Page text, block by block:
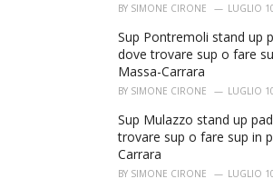
BY SIMONE CIRONE LUGLIO
Sup Pontremoli stand up
dove trovare sup o fare
Massa-Carrara
BY SIMONE CIRONE LUGLIO
Sup Mulazzo stand up
trovare sup o fare sup in
Carrara
BY SIMONE CIRONE LUGLIO